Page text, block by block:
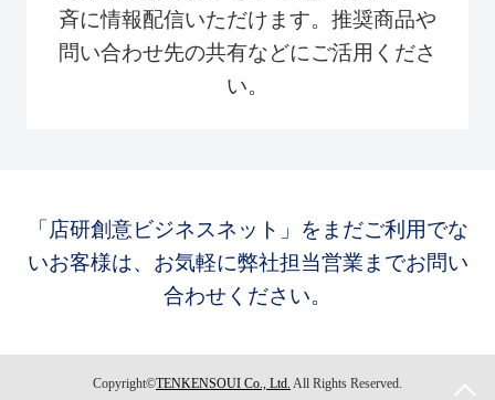
斉に情報配信いただけます。推奨商品や
問い合わせ先の共有などにご活用くださ
い。
「店研創意ビジネスネット」をまだご利用でな
いお客様は、お気軽に弊社担当営業までお問い
合わせください。
Copyright©TENKENSOUI Co., Ltd. All Rights Reserved.